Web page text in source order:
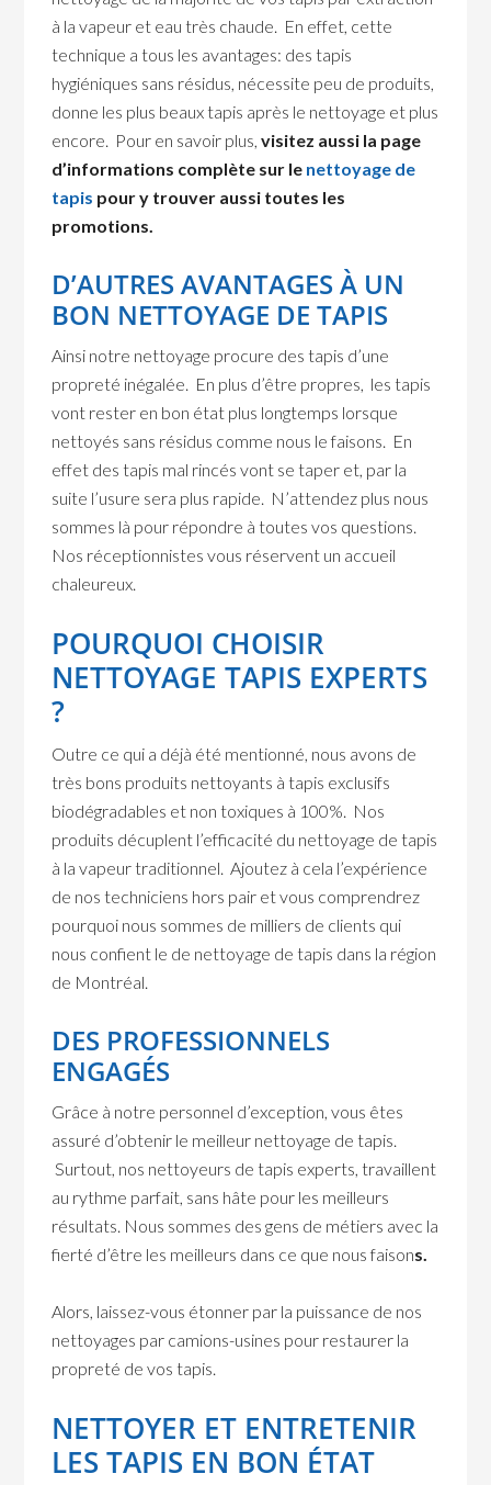
à la vapeur et eau très chaude. En effet, cette
technique a tous les avantages: des tapis
hygiéniques sans résidus, nécessite peu de produits,
donne les plus beaux tapis après le nettoyage et plus
encore. Pour en savoir plus,visitez aussi la page
d’informations complète sur le nettoyage de
tapis pour y trouver aussi toutes les
promotions.
D’AUTRES AVANTAGES À UN
BON NETTOYAGE DE TAPIS
Ainsi notre nettoyage procure des tapis d’une
propreté inégalée. En plus d’être propres, les tapis
vont rester en bon état plus longtemps lorsque
nettoyés sans résidus comme nous le faisons. En
effet des tapis mal rincés vont se taper et, par la
suite l’usure sera plus rapide. N’attendez plus nous
sommes là pour répondre à toutes vos questions.
Nos réceptionnistes vous réservent un accueil
chaleureux.
POURQUOI CHOISIR
NETTOYAGE TAPIS EXPERTS
?
Outre ce qui a déjà été mentionné, nous avons de
très bons produits nettoyants à tapis exclusifs
biodégradables et non toxiques à 100%. Nos
produits décuplent l’efficacité du nettoyage de tapis
à la vapeur traditionnel. Ajoutez à cela l’expérience
de nos techniciens hors pair et vous comprendrez
pourquoi nous sommes de milliers de clients qui
nous confient le de nettoyage de tapis dans la région
de Montréal.
DES PROFESSIONNELS
ENGAGÉS
Grâce à notre personnel d’exception, vous êtes
assuré d’obtenir le meilleur nettoyage de tapis.
Surtout, nos nettoyeurs de tapis experts, travaillent
au rythme parfait, sans hâte pour les meilleurs
résultats. Nous sommes des gens de métiers avec la
fierté d’être les meilleurs dans ce que nous faisons.
Alors, laissez-vous étonner par la puissance de nos
nettoyages par camions-usines pour restaurer la
propreté de vos tapis.
NETTOYER ET ENTRETENIR
LES TAPIS EN BON ÉTAT